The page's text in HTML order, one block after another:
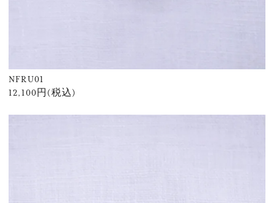
NFRU01
12,100円(税込)